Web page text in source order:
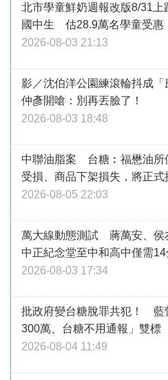
北市學童鮮奶週報改版8/31
國中生 估28.9萬名學童受惠
2026-08-03 21:13
影／沈伯洋公園練滾輪抖成
仲彥開嗆：別再丟臉了！
2026-08-03 18:48
中聯油脂案 台糖︰福懋油所
受損、商品下架損失，將正式
2026-08-05 22:03
萬大線動態測試 蔣萬安、
中正紀念堂至中和高中僅需
2026-08-03 17:34
批政府變台糖脫罪共犯！ 藍
300萬、台糖不用通報」雙標
2026-08-04 11:49